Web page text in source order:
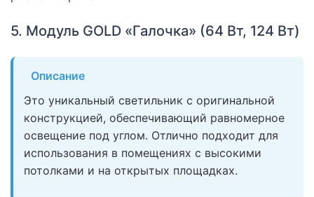
5. Модуль GOLD «Галочка» (64 Вт, 124 Вт)
Описание
Это уникальный светильник с оригинальной
конструкцией, обеспечивающий равномерное
освещение под углом. Отлично подходит для
использования в помещениях с высокими
потолками и на открытых площадках.